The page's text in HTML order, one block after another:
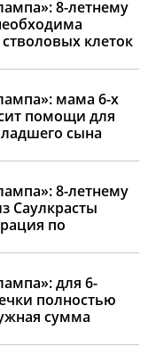
8-летнему
клеток
мама 6-х
помощи для
сына
8-летнему
Саулкрасты
по
для 6-
полностью
сумма